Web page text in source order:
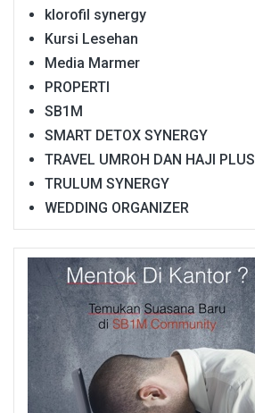
klorofil synergy
Kursi Lesehan
Media Marmer
PROPERTI
SB1M
SMART DETOX SYNERGY
TRAVEL UMROH DAN HAJI PLUS
TRULUM SYNERGY
WEDDING ORGANIZER